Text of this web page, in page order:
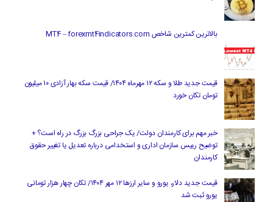
بالاترین کمترین شاخص MT4 – forexmt4indicators.com
قیمت جدید طلا و سکه ۱۲ مهرماه ۱۴۰۴/ قیمت سکه بهار آزادی ۱۰ میلیون
تومان تکان خورد
خبر مهم برای کارمندان دولت/ یک جراحی بزرگ بزرگ در راه است؟ +
توضیح رییس سازمان اداری و استخدامی درباره تعدیل یا تغییر حقوق
کارمندان
قیمت جدید دلار، یورو و سایر ارزها ۱۲ مهر ۱۴۰۴/ تکان چهار هزار تومانی
یورو ثبت شد